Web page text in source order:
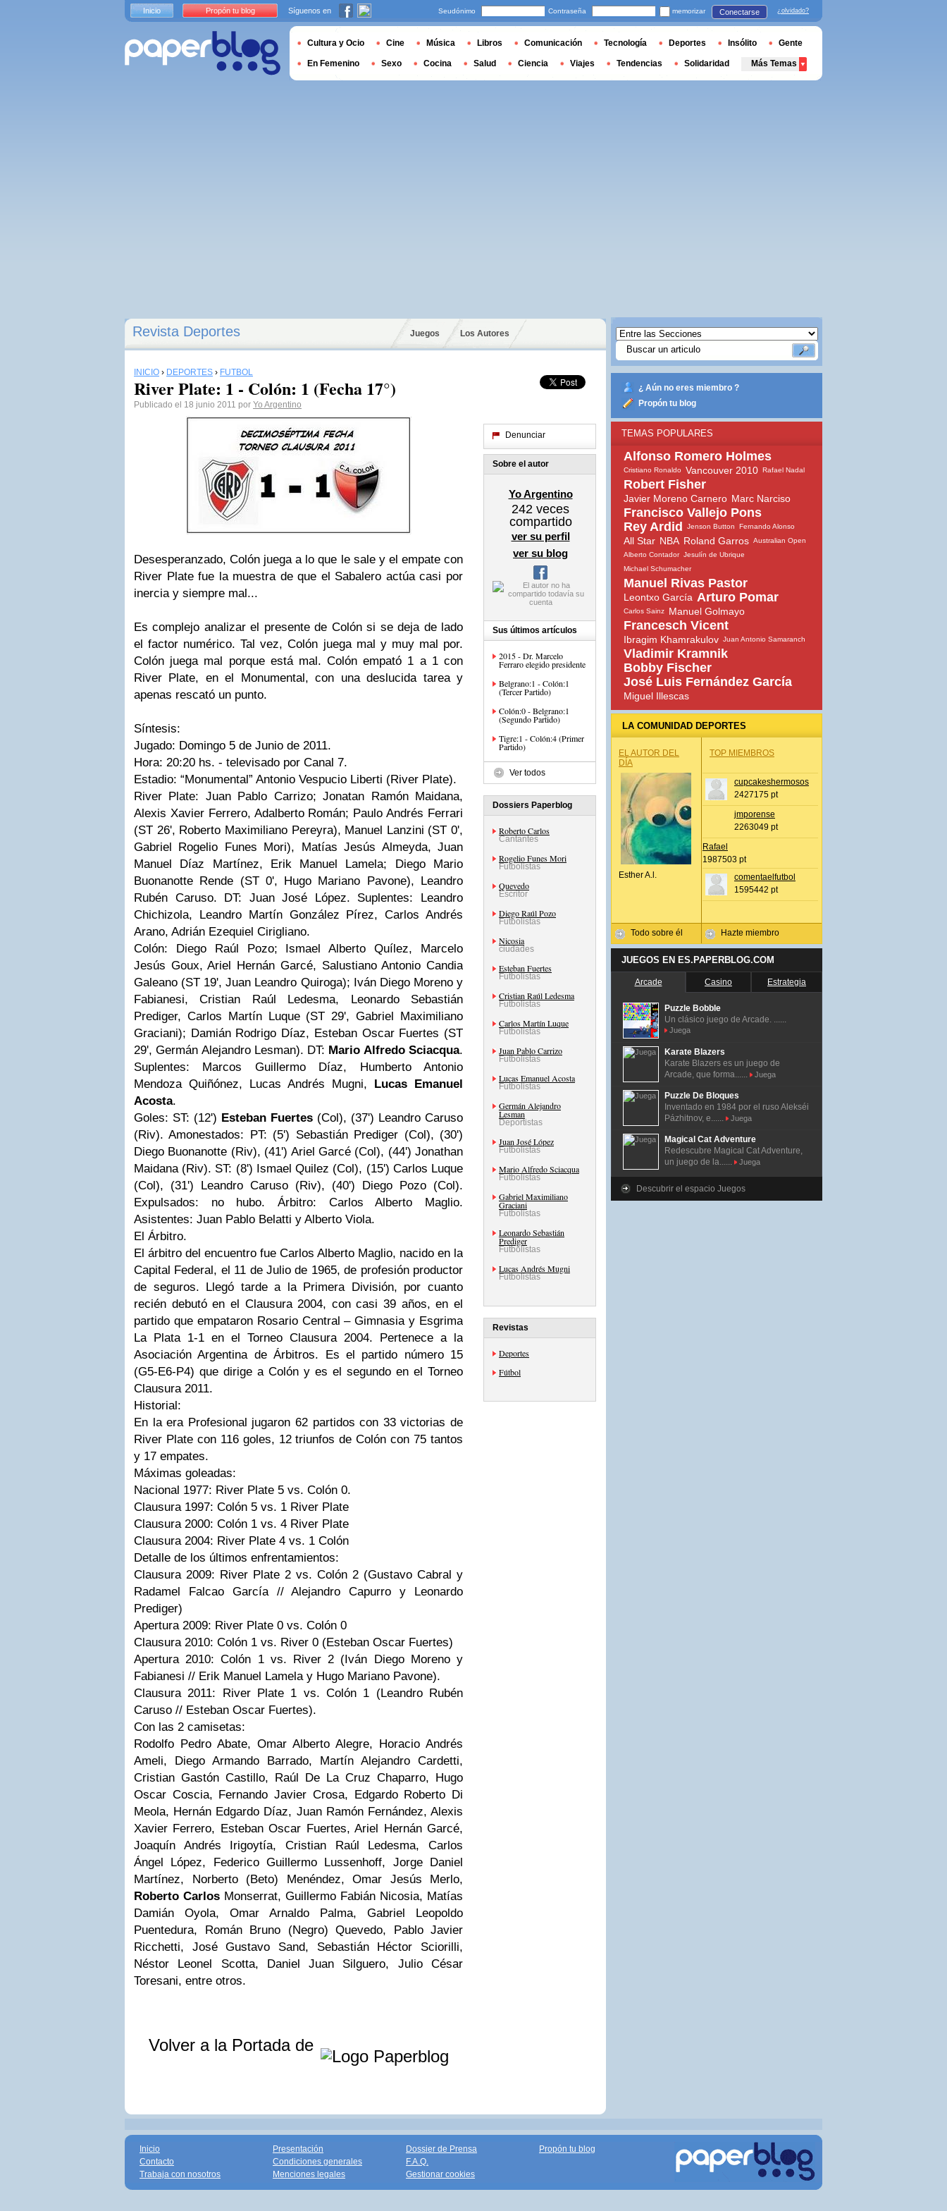
Revista Deportes Juegos Los Autores
INICIO › DEPORTES › FÚTBOL
River Plate: 1 - Colón: 1 (Fecha 17°)
Publicado el 18 junio 2011 por Yo Argentino
Desesperanzado, Colón juega a lo que le sale y el empate con
River Plate fue la muestra de que el Sabalero actúa casi por
inercia y siempre mal...
Es complejo analizar el presente de Colón si se deja de lado
el factor numérico. Tal vez, Colón juega mal y muy mal por.
Colón juega mal porque está mal. Colón empató 1 a 1 con
River Plate, en el Monumental, con una deslucida tarea y
apenas rescató un punto.
Síntesis:
Jugado: Domingo 5 de Junio de 2011.
Hora: 20:20 hs. - televisado por Canal 7.
Estadio: “Monumental” Antonio Vespucio Liberti (River Plate).
River Plate: Juan Pablo Carrizo; Jonatan Ramón Maidana,
Alexis Xavier Ferrero, Adalberto Román; Paulo Andrés Ferrari
(ST 26', Roberto Maximiliano Pereyra), Manuel Lanzini (ST 0',
Gabriel Rogelio Funes Mori), Matías Jesús Almeyda, Juan
Manuel Díaz Martínez, Erik Manuel Lamela; Diego Mario
Buonanotte Rende (ST 0', Hugo Mariano Pavone), Leandro
Rubén Caruso. DT: Juan José López. Suplentes: Leandro
Chichizola, Leandro Martín González Pírez, Carlos Andrés
Arano, Adrián Ezequiel Cirigliano.
Colón: Diego Raúl Pozo; Ismael Alberto Quílez, Marcelo
Jesús Goux, Ariel Hernán Garcé, Salustiano Antonio Candia
Galeano (ST 19', Juan Leandro Quiroga); Iván Diego Moreno y
Fabianesi, Cristian Raúl Ledesma, Leonardo Sebastián
Prediger, Carlos Martín Luque (ST 29', Gabriel Maximiliano
Graciani); Damián Rodrigo Díaz, Esteban Oscar Fuertes (ST
29', Germán Alejandro Lesman). DT: Mario Alfredo Sciacqua.
Suplentes: Marcos Guillermo Díaz, Humberto Antonio
Mendoza Quiñónez, Lucas Andrés Mugni, Lucas Emanuel
Acosta.
Goles: ST: (12') Esteban Fuertes (Col), (37') Leandro Caruso
(Riv). Amonestados: PT: (5') Sebastián Prediger (Col), (30')
Diego Buonanotte (Riv), (41') Ariel Garcé (Col), (44') Jonathan
Maidana (Riv). ST: (8') Ismael Quilez (Col), (15') Carlos Luque
(Col), (31') Leandro Caruso (Riv), (40') Diego Pozo (Col).
Expulsados: no hubo. Árbitro: Carlos Alberto Maglio.
Asistentes: Juan Pablo Belatti y Alberto Viola.
El Árbitro.
El árbitro del encuentro fue Carlos Alberto Maglio, nacido en la
Capital Federal, el 11 de Julio de 1965, de profesión productor
de seguros. Llegó tarde a la Primera División, por cuanto
recién debutó en el Clausura 2004, con casi 39 años, en el
partido que empataron Rosario Central – Gimnasia y Esgrima
La Plata 1-1 en el Torneo Clausura 2004. Pertenece a la
Asociación Argentina de Árbitros. Es el partido número 15
(G5-E6-P4) que dirige a Colón y es el segundo en el Torneo
Clausura 2011.
Historial:
En la era Profesional jugaron 62 partidos con 33 victorias de
River Plate con 116 goles, 12 triunfos de Colón con 75 tantos
y 17 empates.
Máximas goleadas:
Nacional 1977: River Plate 5 vs. Colón 0.
Clausura 1997: Colón 5 vs. 1 River Plate
Clausura 2000: Colón 1 vs. 4 River Plate
Clausura 2004: River Plate 4 vs. 1 Colón
Detalle de los últimos enfrentamientos:
Clausura 2009: River Plate 2 vs. Colón 2 (Gustavo Cabral y
Radamel Falcao García // Alejandro Capurro y Leonardo
Prediger)
Apertura 2009: River Plate 0 vs. Colón 0
Clausura 2010: Colón 1 vs. River 0 (Esteban Oscar Fuertes)
Apertura 2010: Colón 1 vs. River 2 (Iván Diego Moreno y
Fabianesi // Erik Manuel Lamela y Hugo Mariano Pavone).
Clausura 2011: River Plate 1 vs. Colón 1 (Leandro Rubén
Caruso // Esteban Oscar Fuertes).
Con las 2 camisetas:
Rodolfo Pedro Abate, Omar Alberto Alegre, Horacio Andrés
Ameli, Diego Armando Barrado, Martín Alejandro Cardetti,
Cristian Gastón Castillo, Raúl De La Cruz Chaparro, Hugo
Oscar Coscia, Fernando Javier Crosa, Edgardo Roberto Di
Meola, Hernán Edgardo Díaz, Juan Ramón Fernández, Alexis
Xavier Ferrero, Esteban Oscar Fuertes, Ariel Hernán Garcé,
Joaquín Andrés Irigoytía, Cristian Raúl Ledesma, Carlos
Ángel López, Federico Guillermo Lussenhoff, Jorge Daniel
Martínez, Norberto (Beto) Menéndez, Omar Jesús Merlo,
Roberto Carlos Monserrat, Guillermo Fabián Nicosia, Matías
Damián Oyola, Omar Arnaldo Palma, Gabriel Leopoldo
Puentedura, Román Bruno (Negro) Quevedo, Pablo Javier
Ricchetti, José Gustavo Sand, Sebastián Héctor Sciorilli,
Néstor Leonel Scotta, Daniel Juan Silguero, Julio César
Toresani, entre otros.
Volver a la Portada de
Denunciar
Sobre el autor
Yo Argentino
242 veces
compartido
ver su perfil
ver su blog
Sus últimos artículos
2015 - Dr. Marcelo
Ferraro elegido presidente
Belgrano:1 - Colón:1
(Tercer Partido)
Colón:0 - Belgrano:1
(Segundo Partido)
Tigre:1 - Colón:4 (Primer
Partido)
Ver todos
Dossiers Paperblog
Roberto Carlos
Cantantes
Rogelio Funes Mori
Futbolistas
Quevedo
Escritor
Diego Raúl Pozo
Futbolistas
Nicosia
ciudades
Esteban Fuertes
Futbolistas
Cristian Raúl Ledesma
Futbolistas
Carlos Martín Luque
Futbolistas
Juan Pablo Carrizo
Futbolistas
Lucas Emanuel Acosta
Futbolistas
Germán Alejandro
Lesman
Deportistas
Juan José López
Futbolistas
Mario Alfredo Sciacqua
Futbolistas
Gabriel Maximiliano
Graciani
Futbolistas
Leonardo Sebastián
Prediger
Futbolistas
Lucas Andrés Mugni
Futbolistas
Revistas
Deportes
Fútbol
¿ Aún no eres miembro ?
Propón tu blog
TEMAS POPULARES
Alfonso Romero Holmes
Cristiano Ronaldo Vancouver 2010 Rafael Nadal
Robert Fisher
Javier Moreno Carnero Marc Narciso
Francisco Vallejo Pons
Rey Ardid
Jenson Button Fernando Alonso
All Star NBA Roland Garros Australian Open
Alberto Contador Jesulín de Ubrique
Michael Schumacher
Manuel Rivas Pastor
Leontxo García Arturo Pomar
Carlos Sainz Manuel Golmayo
Francesch Vicent
Ibragim Khamrakulov Juan Antonio Samaranch
Vladimir Kramnik
Bobby Fischer
José Luis Fernández García
Miguel Illescas
LA COMUNIDAD DEPORTES
EL AUTOR DEL
DÍA
Esther A.l.
Todo sobre él
TOP MIEMBROS
cupcakeshermosos
2427175 pt
jmporense
2263049 pt
Rafael
1987503 pt
comentaelfutbol
1595442 pt
Hazte miembro
JUEGOS EN ES.PAPERBLOG.COM
Arcade Casino Estrategia
Puzzle Bobble
Un clásico juego de Arcade. ......
Juega
Karate Blazers
Karate Blazers es un juego de
Arcade, que forma......
Juega
Puzzle De Bloques
Inventado en 1984 por el ruso Alekséi
Pázhitnov, e......
Juega
Magical Cat Adventure
Redescubre Magical Cat Adventure,
un juego de la......
Juega
Descubrir el espacio Juegos
Inicio Propón tu blog Síguenos en Seudónimo Contraseña memorizar Conectarse ¿olvidado?
Cultura y Ocio Cine Música Libros Comunicación Tecnología Deportes Insólito Gente
En Femenino Sexo Cocina Salud Ciencia Viajes Tendencias Solidaridad Más Temas
Inicio
Contacto
Trabaja con nosotros
Presentación
Condiciones generales
Menciones legales
Dossier de Prensa
F.A.Q.
Gestionar cookies
Propón tu blog